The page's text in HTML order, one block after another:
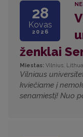
28
Kovas
2026
ženklai
Miestas: Vilnius,
Vilniaus
kviečiame į
senamiestį! Nuo